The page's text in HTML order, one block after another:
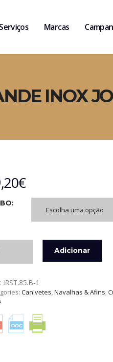
Serviços Marcas
INOX
€
Escolha uma opção
Adicionar
IRST.85.B-1
Canivetes, Navalhas & Afins,